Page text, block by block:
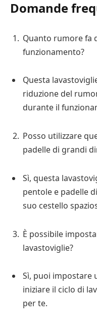
Domande
Quanto rumore fa
funzionamento?
Questa
riduzione del
durante il
Posso utilizzare
padelle di grandi
Sì, questa
pentole e padelle
suo cestello
È possibile
lavastoviglie?
Sì, puoi impostare
iniziare il ciclo di
per te.